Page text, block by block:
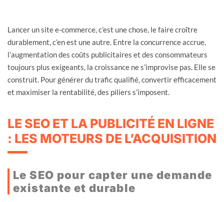
Lancer un site e-commerce, c’est une chose, le faire croître
durablement, c’en est une autre. Entre la concurrence accrue,
l’augmentation des coûts publicitaires et des consommateurs
toujours plus exigeants, la croissance ne s’improvise pas. Elle se
construit. Pour générer du trafic qualifié, convertir efficacement
et maximiser la rentabilité, des piliers s’imposent.
LE SEO ET LA PUBLICITÉ EN LIGNE
: LES MOTEURS DE L’ACQUISITION
Le SEO pour capter une demande
existante et durable